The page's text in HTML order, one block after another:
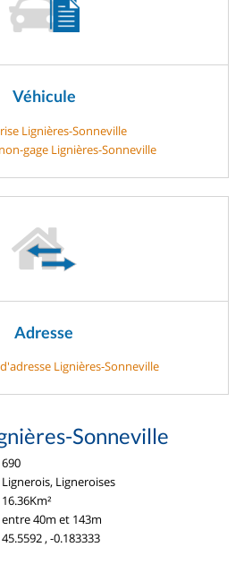
Véhicule
Lignières-Sonneville
gage Lignières-Sonneville
Adresse
Lignières-Sonneville
Sonneville
690
Lignerois, Ligneroises
16.36Km²
entre 40m et 143m
45.5592 , -0.183333